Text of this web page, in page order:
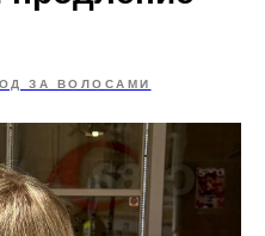
ЗА ВОЛОСАМИ